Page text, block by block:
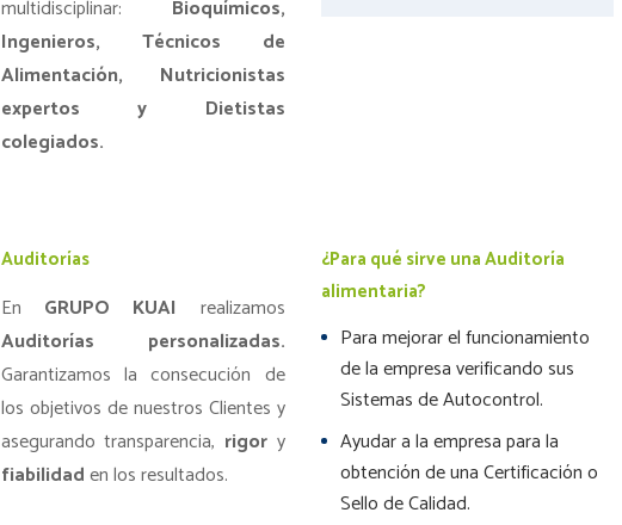
multidisciplinar: Bioquímicos,
Ingenieros, Técnicos de
Alimentación, Nutricionistas
expertos y Dietistas
colegiados.
Auditorías
En GRUPO KUAI realizamos
Auditorías personalizadas.
Garantizamos la consecución de
los objetivos de nuestros Clientes y
asegurando transparencia, rigory
fiabilidaden los resultados.
¿Para qué sirve una Auditoría
alimentaria?
Para mejorar el funcionamiento
de la empresa verificando sus
Sistemas de Autocontrol.
Ayudar a la empresa para la
obtención de una Certificación o
Sello de Calidad.